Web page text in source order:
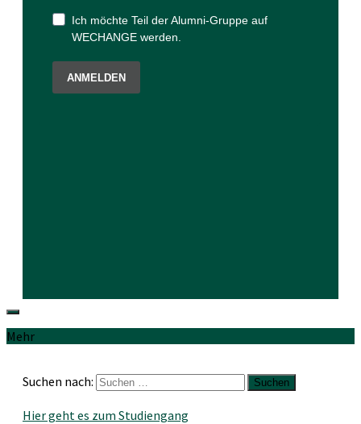
Mehr
Suchen nach:
Hier geht es zum Studiengang